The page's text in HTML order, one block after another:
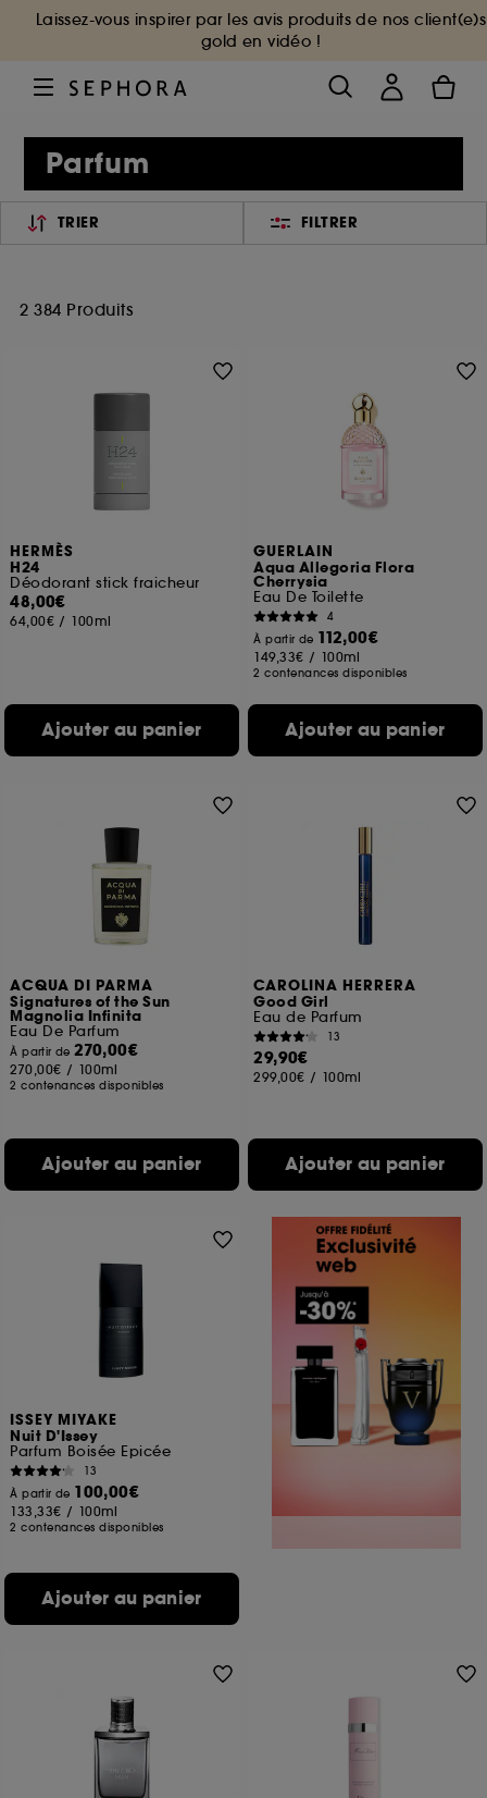
Laissez-vous inspirer par les avis produits de nos client(e)s
gold en vidéo !
Parfum
TRIER FILTRER
2 384 Produits
HERMÈS
H24
Déodorant stick fraicheur
48,00€
64,00€ / 100ml
Ajouter au panier
GUERLAIN
Aqua Allegoria Flora
Cherrysia
Eau De Toilette
4
À partir de 112,00€
149,33€ / 100ml
2 contenances disponibles
Ajouter au panier
ACQUA DI PARMA
Signatures of the Sun
Magnolia Infinita
Eau De Parfum
À partir de270,00€
270,00€ / 100ml
2 contenances disponibles
Ajouter au panier
CAROLINA HERRERA
Good Girl
Eau de Parfum
13
29,90€
299,00€ / 100ml
Ajouter au panier
ISSEY MIYAKE
Nuit D'Issey
Parfum Boisée Epicée
13
À partir de 100,00€
133,33€ / 100ml
2 contenances disponibles
Ajouter au panier